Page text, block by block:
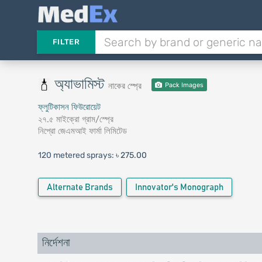
FILTER
অ্যাভামিস্ট নাকের স্প্রে Pack Images
ফ্লুটিকাসন ফিউরোয়েট
২৭.৫ মাইক্রো গ্রাম/স্প্রে
নিপ্রো জেএমআই ফার্মা লিমিটেড
120 metered sprays: ৳ 275.00
Alternate Brands Innovator's Monograph
নির্দেশনা